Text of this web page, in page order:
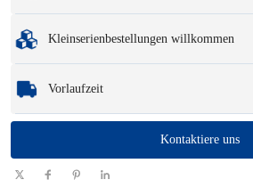
Muster: Für verfügbare, kundenspezifische
Kleinserienbestellungen willkommen
helfen, schnell und effizient die Produkte zu
Vorlaufzeit
101 - 1000
Kontaktiere uns